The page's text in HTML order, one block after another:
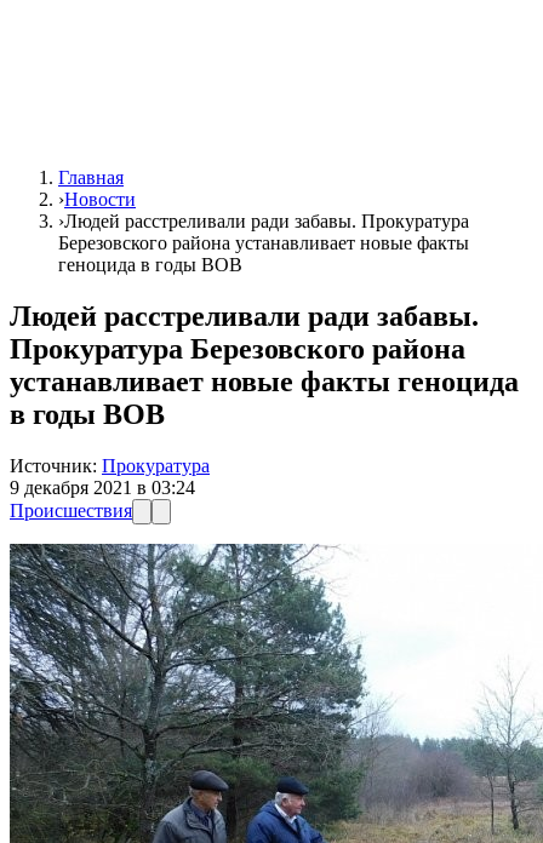
Главная
›Новости
›Людей расстреливали ради забавы. Прокуратура
Березовского района устанавливает новые факты
геноцида в годы ВОВ
Людей расстреливали ради забавы.
Прокуратура Березовского района
устанавливает новые факты геноцида
в годы ВОВ
Источник: Прокуратура
9 декабря 2021 в 03:24
Происшествия